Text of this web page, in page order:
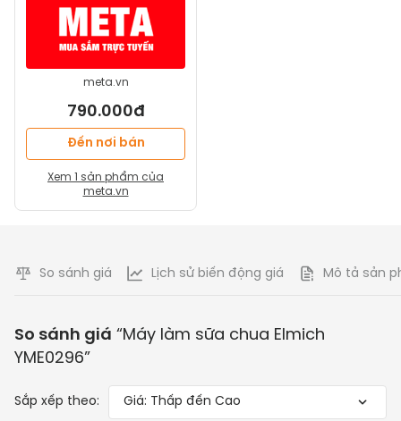
meta.vn
790.000đ
Đến nơi bán
Xem 1 sản phẩm của
meta.vn
So sánh giá Lịch sử biến động giá Mô tả sản
So sánh giá “Máy làm sữa chua Elmich
YME0296”
Sắp xếp theo: Giá: Thấp đến Cao